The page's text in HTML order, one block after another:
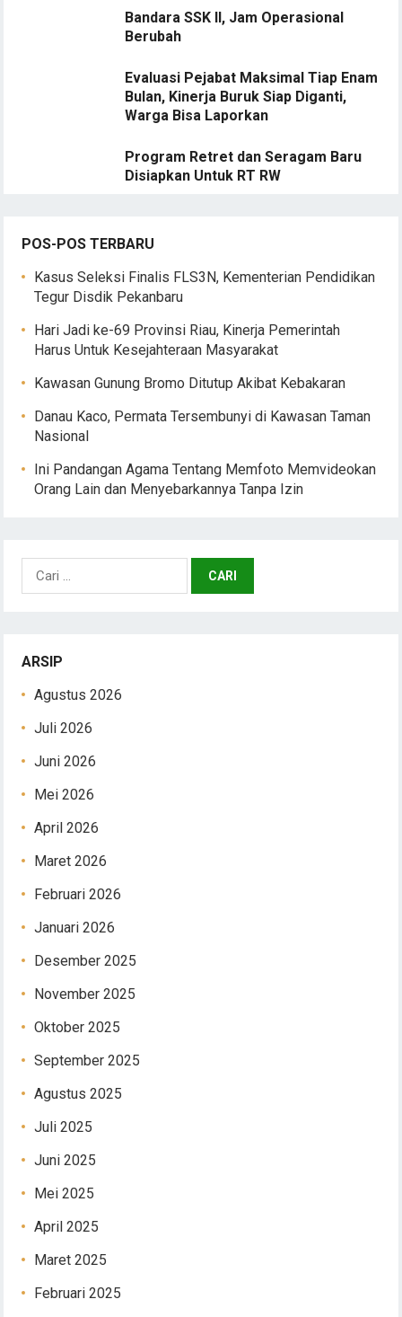
Bandara SSK II, Jam Operasional
Berubah
Evaluasi Pejabat Maksimal Tiap Enam
Bulan, Kinerja Buruk Siap Diganti,
Warga Bisa Laporkan
Program Retret dan Seragam Baru
Disiapkan Untuk RT RW
POS-POS TERBARU
Kasus Seleksi Finalis FLS3N, Kementerian Pendidikan
Tegur Disdik Pekanbaru
Hari Jadi ke-69 Provinsi Riau, Kinerja Pemerintah
Harus Untuk Kesejahteraan Masyarakat
Kawasan Gunung Bromo Ditutup Akibat Kebakaran
Danau Kaco, Permata Tersembunyi di Kawasan Taman
Nasional
Ini Pandangan Agama Tentang Memfoto Memvideokan
Orang Lain dan Menyebarkannya Tanpa Izin
Cari
untuk:
ARSIP
Agustus 2026
Juli 2026
Juni 2026
Mei 2026
April 2026
Maret 2026
Februari 2026
Januari 2026
Desember 2025
November 2025
Oktober 2025
September 2025
Agustus 2025
Juli 2025
Juni 2025
Mei 2025
April 2025
Maret 2025
Februari 2025